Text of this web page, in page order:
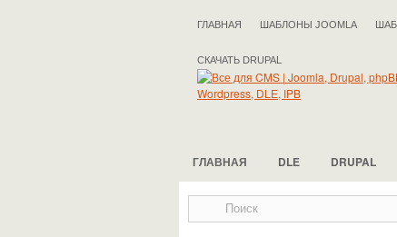
ГЛАВНАЯ ШАБЛОНЫ JOOMLA
СКАЧАТЬ DRUPAL
ГЛАВНАЯ DLE DRUPAL